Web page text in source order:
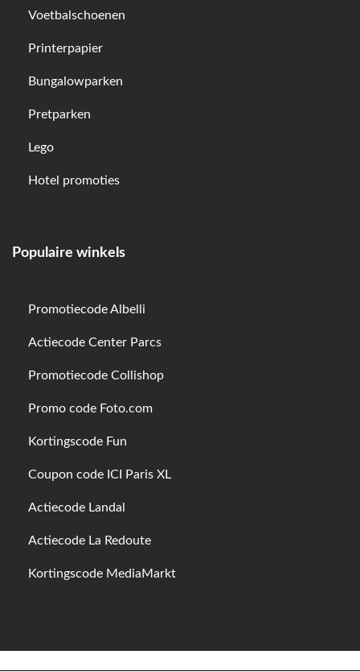
Voetbalschoenen
Printerpapier
Bungalowparken
Pretparken
Lego
Hotel promoties
Populaire winkels
Promotiecode Albelli
Actiecode Center Parcs
Promotiecode Collishop
Promo code Foto.com
Kortingscode Fun
Coupon code ICI Paris XL
Actiecode Landal
Actiecode La Redoute
Kortingscode MediaMarkt